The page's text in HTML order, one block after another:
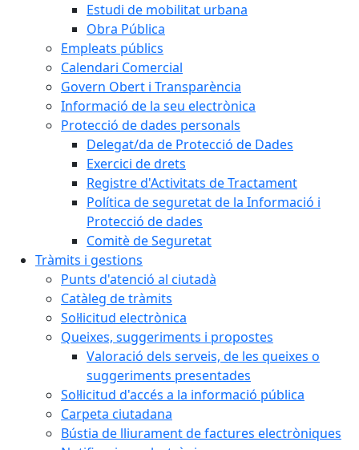
Estudi de mobilitat urbana
Obra Pública
Empleats públics
Calendari Comercial
Govern Obert i Transparència
Informació de la seu electrònica
Protecció de dades personals
Delegat/da de Protecció de Dades
Exercici de drets
Registre d'Activitats de Tractament
Política de seguretat de la Informació i
Protecció de dades
Comitè de Seguretat
Tràmits i gestions
Punts d'atenció al ciutadà
Catàleg de tràmits
Sol·licitud electrònica
Queixes, suggeriments i propostes
Valoració dels serveis, de les queixes o
suggeriments presentades
Sol·licitud d'accés a la informació pública
Carpeta ciutadana
Bústia de lliurament de factures electròniques